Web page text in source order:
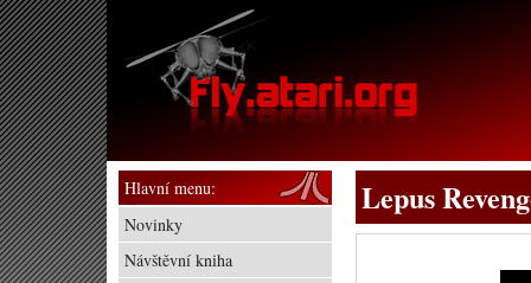
Lepus
Hlavní menu:
Novinky
Návštěvní kniha